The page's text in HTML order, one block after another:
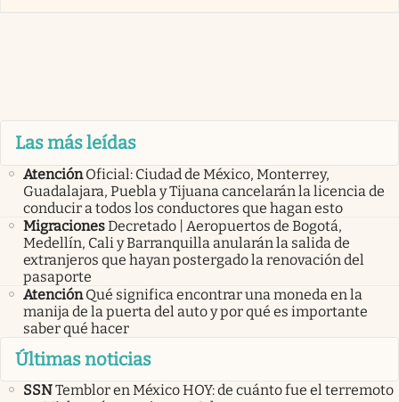
Las más leídas
Atención Oficial: Ciudad de México, Monterrey,
Guadalajara, Puebla y Tijuana cancelarán la licencia de
conducir a todos los conductores que hagan esto
MigracionesDecretado | Aeropuertos de Bogotá,
Medellín, Cali y Barranquilla anularán la salida de
extranjeros que hayan postergado la renovación del
pasaporte
Atención Qué significa encontrar una moneda en la
manija de la puerta del auto y por qué es importante
saber qué hacer
Últimas noticias
SSNTemblor en México HOY: de cuánto fue el terremoto